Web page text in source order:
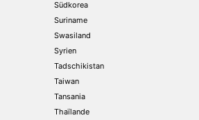
Südkorea
Suriname
Swasiland
Syrien
Tadschikistan
Taiwan
Tansania
Thaïlande